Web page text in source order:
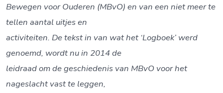
Bewegen voor Ouderen (MBvO) en van een niet meer te
tellen aantal uitjes en
activiteiten. De tekst in van wat het ‘Logboek’ werd
genoemd, wordt nu in 2014 de
leidraad om de geschiedenis van MBvO voor het
nageslacht vast te leggen,